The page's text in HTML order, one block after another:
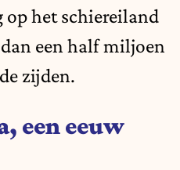
het schiereiland
een half miljoen
zijden.
een eeuw